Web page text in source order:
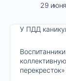
29
У ПДД
перекресток»